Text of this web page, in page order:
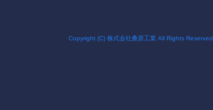
Copyright (C) 株式会社桑原工業 All Rights Reserved.